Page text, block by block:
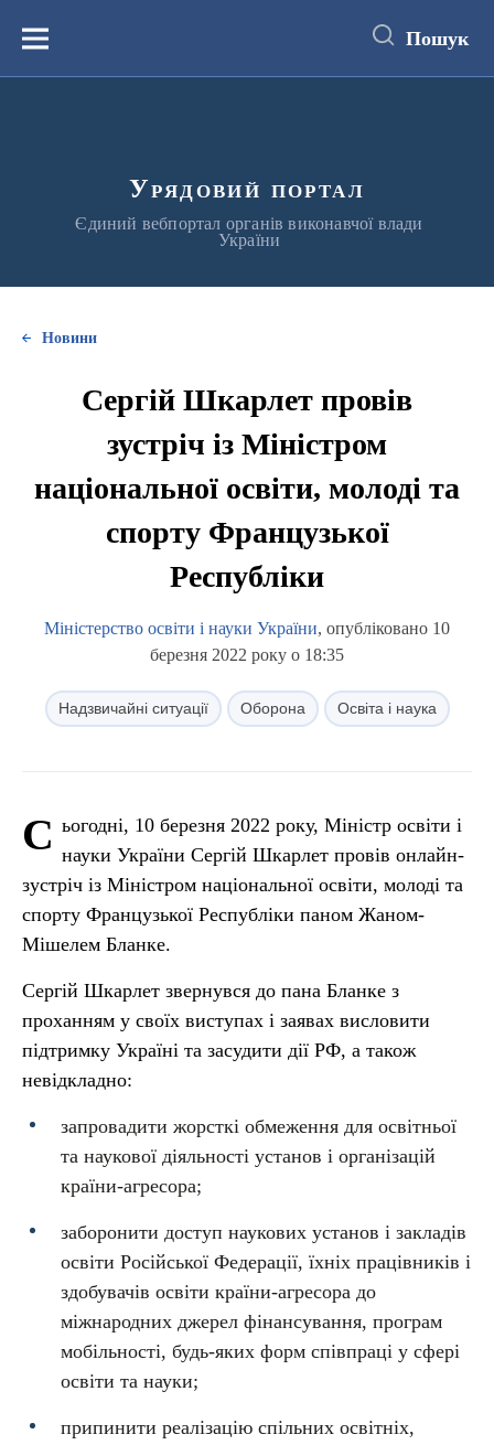
вмістуМеню Пошук
Урядовий портал
Єдиний вебпортал органів виконавчої влади
України
Новини
Сергій Шкарлет провів
зустріч із Міністром
національної освіти, молоді та
спорту Французької
Республіки
Міністерство освіти і науки України, опубліковано 10
березня 2022 року о 18:35
Надзвичайні ситуації Оборона Освіта і наука
С ьогодні, 10 березня 2022 року, Міністр освіти і
науки України Сергій Шкарлет провів онлайн-
зустріч із Міністром національної освіти, молоді та
спорту Французької Республіки паном Жаном-
Мішелем Бланке.
Сергій Шкарлет звернувся до пана Бланке з
проханням у своїх виступах і заявах висловити
підтримку Україні та засудити дії РФ, а також
невідкладно:
запровадити жорсткі обмеження для освітньої
та наукової діяльності установ і організацій
країни-агресора;
заборонити доступ наукових установ і закладів
освіти Російської Федерації, їхніх працівників і
здобувачів освіти країни-агресора до
міжнародних джерел фінансування, програм
мобільності, будь-яких форм співпраці у сфері
освіти та науки;
припинити реалізацію спільних освітніх,